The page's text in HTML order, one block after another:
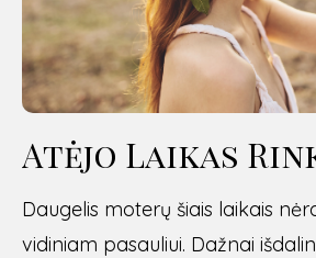
Atėjo Laikas
Daugelis moterų šiais laikais
vidiniam pasauliui. Dažnai